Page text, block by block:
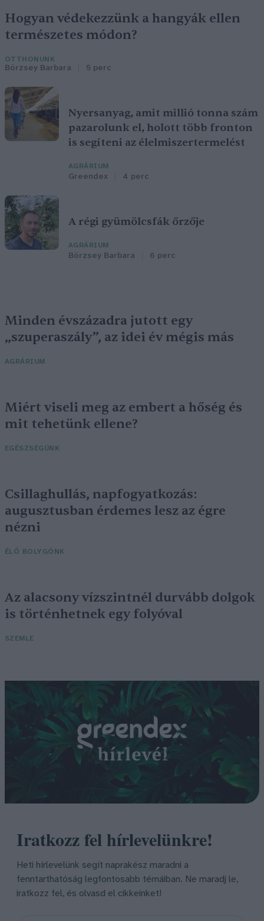
Hogyan védekezzünk a hangyák ellen
természetes módon?
OTTHONUNK
Börzsey Barbara 5 perc
Nyersanyag, amit millió tonna szám
pazarolunk el, holott több fronton
is segíteni az élelmiszertermelést
AGRÁRIUM
Greendex 4 perc
A régi gyümölcsfák őrzője
AGRÁRIUM
Börzsey Barbara 6 perc
Minden évszázadra jutott egy
„szuperaszály”, az idei év mégis más
AGRÁRIUM
Miért viseli meg az embert a hőség és
mit tehetünk ellene?
EGÉSZSÉGÜNK
Csillaghullás, napfogyatkozás:
augusztusban érdemes lesz az égre
nézni
ÉLŐ BOLYGÓNK
Az alacsony vízszintnél durvább dolgok
is történhetnek egy folyóval
SZEMLE
Iratkozz fel hírlevelünkre!
Heti hírlevelünk segít naprakész maradni a
fenntarthatóság legfontosabb témáiban. Ne maradj le,
iratkozz fel, és olvasd el cikkeinket!